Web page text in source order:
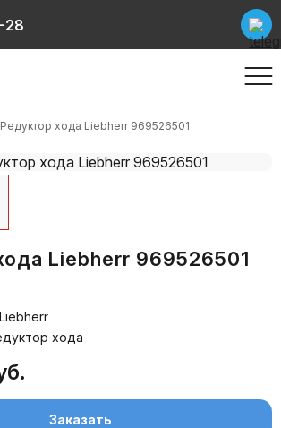
28
Редуктор хода Liebherr 969526501
Liebherr 969526501
Liebherr
хода
Заказать